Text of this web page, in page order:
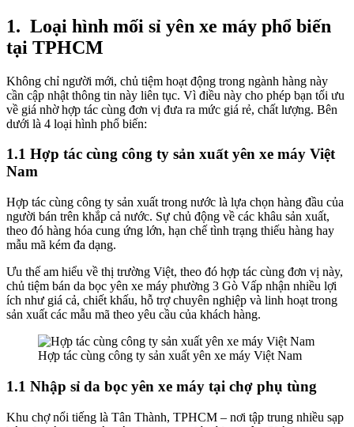
1. Loại hình mối sỉ yên xe máy phổ biến
tại TPHCM
Không chỉ người mới, chủ tiệm hoạt động trong ngành hàng này
cần cập nhật thông tin này liên tục. Vì điều này cho phép bạn tối ưu
về giá nhờ hợp tác cùng đơn vị đưa ra mức giá rẻ, chất lượng. Bên
dưới là 4 loại hình phổ biến:
1.1 Hợp tác cùng công ty sản xuất yên xe máy Việt
Nam
Hợp tác cùng công ty sản xuất trong nước là lựa chọn hàng đầu của
người bán trên khắp cả nước. Sự chủ động về các khâu sản xuất,
theo đó hàng hóa cung ứng lớn, hạn chế tình trạng thiếu hàng hay
mẫu mã kém đa dạng.
Ưu thế am hiểu về thị trường Việt, theo đó hợp tác cùng đơn vị này,
chủ tiệm bán da bọc yên xe máy phường 3 Gò Vấp nhận nhiều lợi
ích như giá cả, chiết khấu, hỗ trợ chuyên nghiệp và linh hoạt trong
sản xuất các mẫu mã theo yêu cầu của khách hàng.
Hợp tác cùng công ty sản xuất yên xe máy Việt Nam
1.1 Nhập sỉ da bọc yên xe máy tại chợ phụ tùng
Khu chợ nổi tiếng là Tân Thành, TPHCM – nơi tập trung nhiều sạp